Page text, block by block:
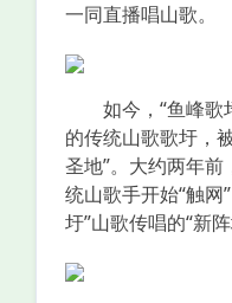
一同直播唱山歌。
如今，“鱼峰歌
的传统山歌歌圩，
圣地”。大约两年
统山歌手开始“触网
圩”山歌传唱的“新阵